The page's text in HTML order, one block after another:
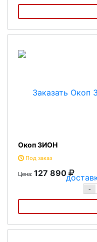
Кольца 2 ЗИОН
Окоп ЗИОН
Под заказ
Цена: 127 890
-
Окоп ЗИОН